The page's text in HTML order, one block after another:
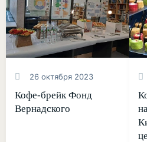
26 октября 2023
Кофе-брейк Фонд
Вернадского